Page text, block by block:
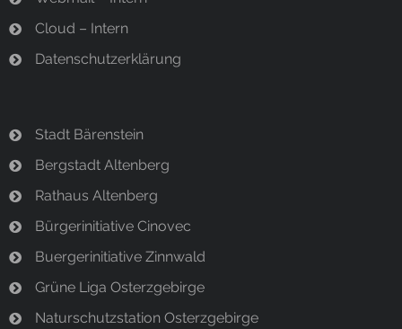
Cloud – Intern
Datenschutzerklärung
Stadt Bärenstein
Bergstadt Altenberg
Rathaus Altenberg
Bürgerinitiative Cinovec
Buergerinitiative Zinnwald
Grüne Liga Osterzgebirge
Naturschutzstation Osterzgebirge